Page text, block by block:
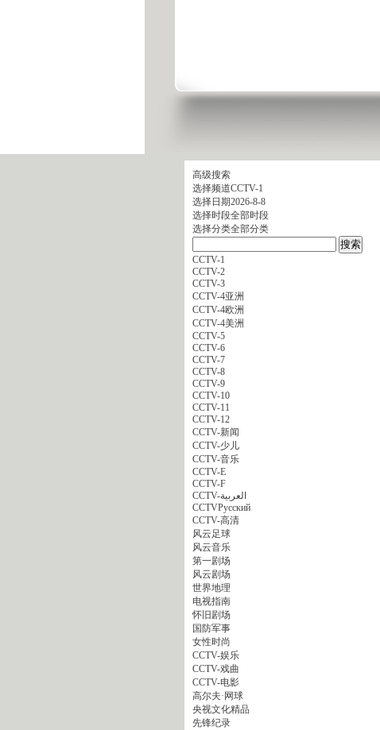
高级搜索
选择频道CCTV-1
选择日期2026-8-8
选择时段全部时段
选择分类全部分类
CCTV-1
CCTV-2
CCTV-3
CCTV-4亚洲
CCTV-4欧洲
CCTV-4美洲
CCTV-5
CCTV-6
CCTV-7
CCTV-8
CCTV-9
CCTV-10
CCTV-11
CCTV-12
CCTV-新闻
CCTV-少儿
CCTV-音乐
CCTV-E
CCTV-F
CCTV-العربية
CCTVPусский
CCTV-高清
风云足球
风云音乐
第一剧场
风云剧场
世界地理
电视指南
怀旧剧场
国防军事
女性时尚
CCTV-娱乐
CCTV-戏曲
CCTV-电影
高尔夫·网球
央视文化精品
先锋纪录